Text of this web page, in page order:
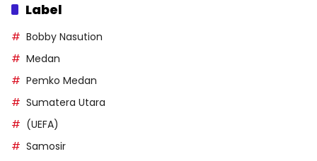
Label
Bobby Nasution
Medan
Pemko Medan
Sumatera Utara
(UEFA)
Samosir